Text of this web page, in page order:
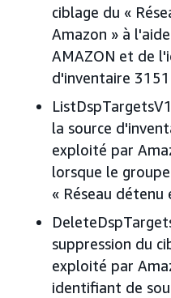
ciblage du «
Amazon » à
AMAZON et de
d'inventaire
la source
exploité par
lorsque le
« Réseau
suppression du
exploité par
identifiant de